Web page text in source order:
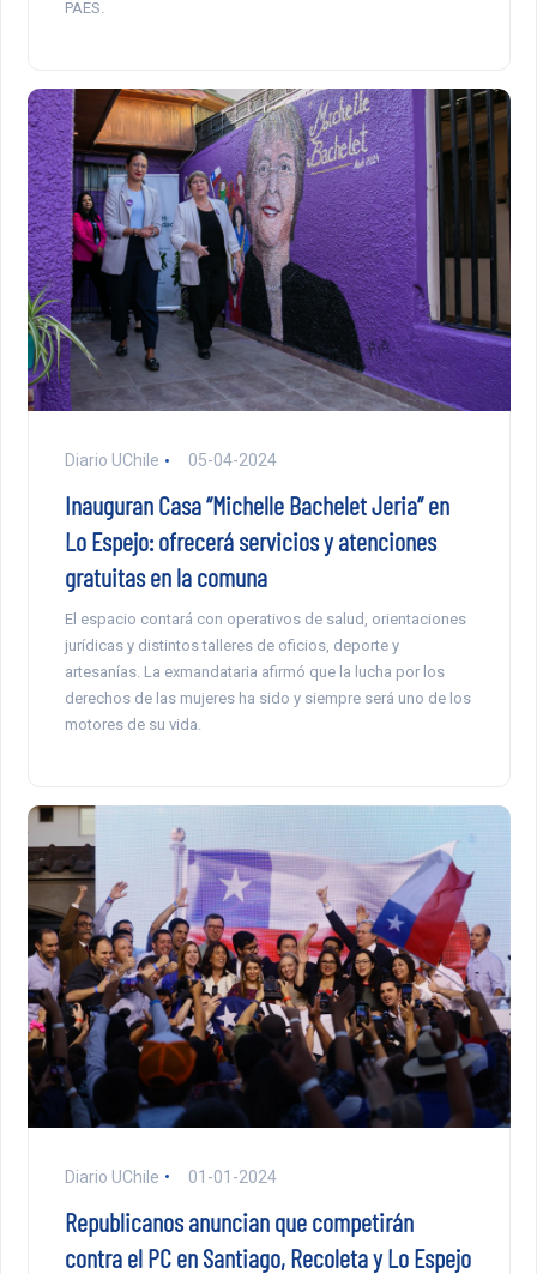
PAES.
Diario UChile 05-04-2024
Inauguran Casa “Michelle Bachelet Jeria” en
Lo Espejo: ofrecerá servicios y atenciones
gratuitas en la comuna
El espacio contará con operativos de salud, orientaciones
jurídicas y distintos talleres de oficios, deporte y
artesanías. La exmandataria afirmó que la lucha por los
derechos de las mujeres ha sido y siempre será uno de los
motores de su vida.
Diario UChile 01-01-2024
Republicanos anuncian que competirán
contra el PC en Santiago, Recoleta y Lo Espejo